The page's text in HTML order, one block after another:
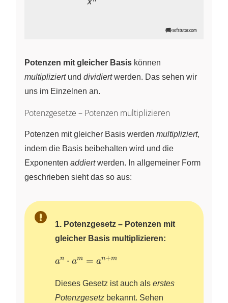
Potenzen mit gleicher Basis können
multipliziertund dividiertwerden. Das sehen wir
uns im Einzelnen an.
Potenzgesetze – Potenzen multiplizieren
Potenzen mit gleicher Basis werden multipliziert,
indem die Basis beibehalten wird und die
Exponenten addiertwerden. In allgemeiner Form
geschrieben sieht das so aus:
1. Potenzgesetz – Potenzen mit
gleicher Basis multiplizieren:
a^n\cdot
an ⋅ am = an+m
Dieses Gesetz ist auch als erstes
Potenzgesetz bekannt. Sehen